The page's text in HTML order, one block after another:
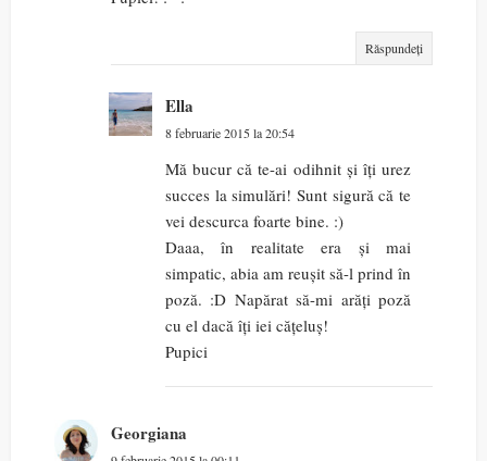
Răspundeți
Ella
8 februarie 2015 la 20:54
Mă bucur că te-ai odihnit și îți urez
succes la simulări! Sunt sigură că te
vei descurca foarte bine. :)
Daaa, în realitate era și mai
simpatic, abia am reușit să-l prind în
poză. :D Napărat să-mi arăți poză
cu el dacă îți iei cățeluș!
Pupici
Georgiana